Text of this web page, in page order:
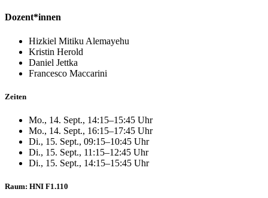
Dozent*innen
Hizkiel Mitiku Alemayehu
Kristin Herold
Daniel Jettka
Francesco Maccarini
Zeiten
Mo., 14. Sept., 14:15–15:45 Uhr
Mo., 14. Sept., 16:15–17:45 Uhr
Di., 15. Sept., 09:15–10:45 Uhr
Di., 15. Sept., 11:15–12:45 Uhr
Di., 15. Sept., 14:15–15:45 Uhr
Raum: HNI F1.110